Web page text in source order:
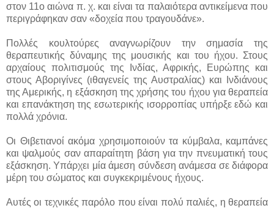
στον 11ο αιώνα π. χ. και είναι τα παλαιότερα αντικείμενα που
περιγράφηκαν σαν «δοχεία που τραγουδάνε».
Πολλές κουλτούρες αναγνωρίζουν την σημασία της
θεραπευτικής δύναμης της μουσικής και του ήχου. Στους
αρχαίους πολιτισμούς της Ινδίας, Αφρικής, Ευρώπης και
στους Αβοριγίνες (ιθαγενείς της Αυστραλίας) και Ινδιάνους
της Αμερικής, η εξάσκηση της χρήσης του ήχου για θεραπεία
και επανάκτηση της εσωτερικής ισορροπίας υπήρξε εδώ και
πολλά χρόνια.
Οι Θιβετιανοί ακόμα χρησιμοποιούν τα κύμβαλα, καμπάνες
και ψαλμούς σαν απαραίτητη βάση για την πνευματική τους
εξάσκηση. Υπάρχει μία άμεση σύνδεση ανάμεσα σε διάφορα
μέρη του σώματος και συγκεκριμένους ήχους.
Αυτές οι τεχνικές παρόλο που είναι πολύ παλιές, η θεραπεία